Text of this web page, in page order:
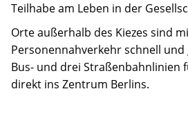
Teilhabe am Leben in der
Orte außerhalb des Kiezes sind
Personennahverkehr schnell
Bus- und drei Straßenbahnlinien
direkt ins Zentrum Berlins.